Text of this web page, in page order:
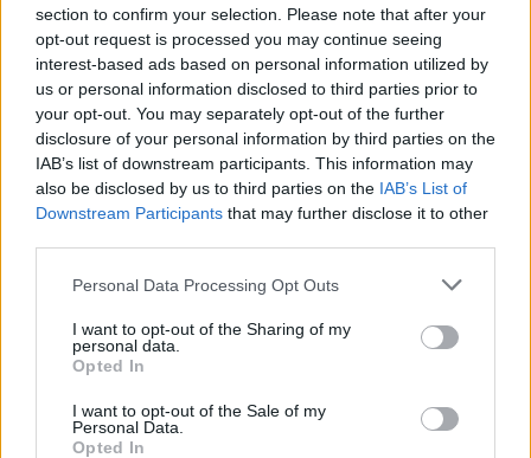
section to confirm your selection. Please note that after your
opt-out request is processed you may continue seeing
interest-based ads based on personal information utilized by
us or personal information disclosed to third parties prior to
your opt-out. You may separately opt-out of the further
disclosure of your personal information by third parties on the
IAB’s list of downstream participants. This information may
also be disclosed by us to third parties on the IAB’s List of
Downstream Participants that may further disclose it to other
Personal Data Processing Opt Outs
I want to opt-out of the Sharing of my
personal data.
Opted In
I want to opt-out of the Sale of my
Personal Data.
Opted In
Kártalanítással ösztönzik az
állattenyésztés újraindítását
Greendex Szemle
Vegyszermentesség és őshonos
Podcast
Greendex